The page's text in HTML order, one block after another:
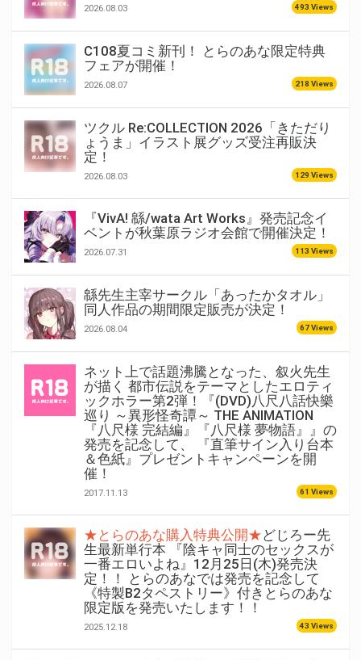
2026.08.03 493 Views
C108夏コミ新刊！ とらのあな限定特典
フェアが開催！
2026.08.07 218 Views
ツクル Re:COLLECTION 2026「きただり
ょうま」イラスト展グッズ受注再販決
定！
2026.08.03 129 Views
『VivA! 緜/wata Art Works』発売記念イ
ベントが秋葉原ラジオ会館で開催決定！
2026.07.31 113 Views
緜先生主宰サークル「あったかタオル」
同人作品の期間限定販売が決定！
2026.08.04 67 Views
ネット上で話題沸騰となった、叙火先生
が描く 都市伝説をテーマとしたエロティ
ックホラー第2弾！『(DVD)八尺八話快樂
巡り ～異形怪奇譚～ THE ANIMATION
『八尺様 完結編』『八尺様 夢物語』』の
発売を記念して、 『直筆サイン入り台本
＆色紙』プレゼントキャンペーンを開
催！
2017.11.13 61 Views
★とらのあな購入特典公開★どじろー先
生最新単行本 『陰キャ同士のセックスが
一番エロいよね』12月25日(木)発売決
定！！ とらのあなでは発売を記念して
《特製B2タペストリー》付きとらのあな
限定版を発売いたします！！
2025.12.18 43 Views